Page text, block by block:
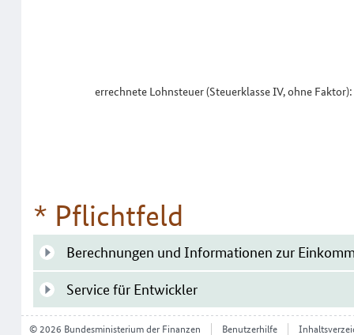
errechnete Lohnsteuer (Steuerklasse IV, ohne Faktor):
* Pflichtfeld
Berechnungen und Informationen zur
Service für Entwickler
© 2026 Bundesministerium der Finanzen Benutzerhilfe